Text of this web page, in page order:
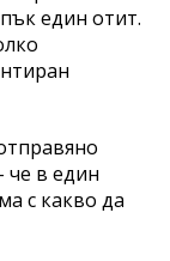
един отит.
че в един
с какво да